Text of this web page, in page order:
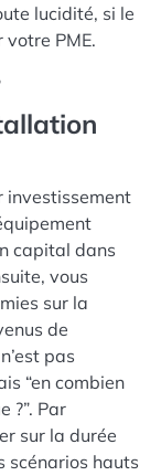
lucidité, si le
PME.
investissement
capital dans
vous
sur la
de
pas
“en combien
?”. Par
sur la durée
scénarios hauts